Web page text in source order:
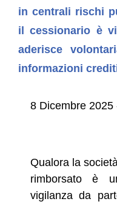
in centrali rischi
il cessionario è
aderisce
informazioni
8 Dicembre
Qualora la
rimborsato è
vigilanza da